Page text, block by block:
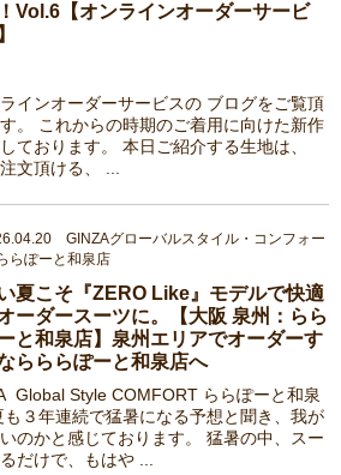
Vol.6【オンラインオーダーサービ
インオーダーサービスの ブログをご覧頂
。 これからの時期のご着用に向けた新作
ております。 本日ご紹介する生地は、
文頂ける、 ...
GINZAグローバルスタイル・コンフォー
らぽーと和泉店
夏こそ『ZERO Like』モデルで快適
ーダースーツに。【大阪 泉州：らら
と和泉店】泉州エリアでオーダーす
らららぽーと和泉店へ
Global Style COMFORT ららぽーと和泉
３年連続で猛暑になる予想と聞き、我が
のかと感じております。 猛暑の中、スー
だけで、もはや ...